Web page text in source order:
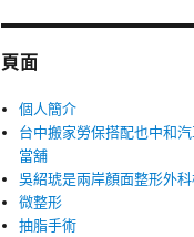
字:
頁面
個人簡介
台中搬家勞保搭配也中和
當舖
吳紹琥是兩岸顏面整形外
微整形
抽脂手術